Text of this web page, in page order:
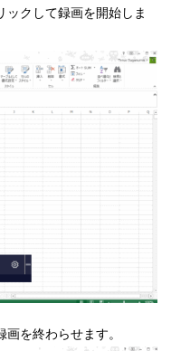
ックして録画を開始しま
を終わらせます。